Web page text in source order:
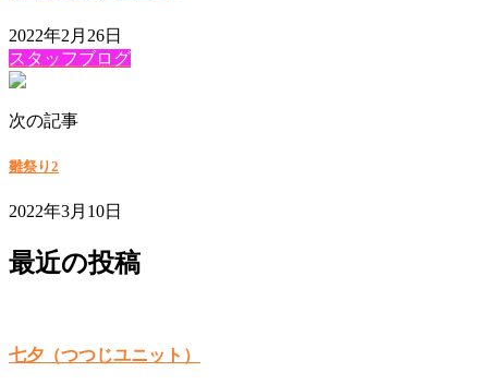
2022年2月26日
スタッフブログ
次の記事
雛祭り2
2022年3月10日
最近の投稿
七夕（つつじユニット）